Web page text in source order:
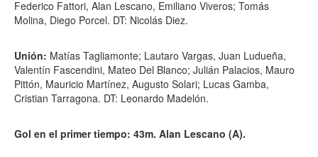
Federico Fattori, Alan Lescano, Emiliano Viveros; Tomás
Molina, Diego Porcel. DT: Nicolás Diez.
Unión: Matías Tagliamonte; Lautaro Vargas, Juan Ludueña,
Valentín Fascendini, Mateo Del Blanco; Julián Palacios, Mauro
Pittón, Mauricio Martínez, Augusto Solari; Lucas Gamba,
Cristian Tarragona. DT: Leonardo Madelón.
Gol en el primer tiempo: 43m. Alan Lescano (A).